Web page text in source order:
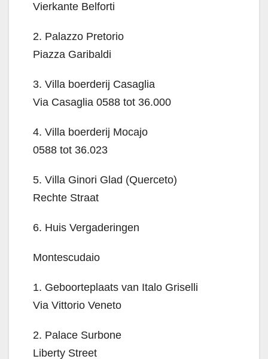
Vierkante Belforti
2. Palazzo Pretorio
Piazza Garibaldi
3. Villa boerderij Casaglia
Via Casaglia 0588 tot 36.000
4. Villa boerderij Mocajo
0588 tot 36.023
5. Villa Ginori Glad (Querceto)
Rechte Straat
6. Huis Vergaderingen
Montescudaio
1. Geboorteplaats van Italo Griselli
Via Vittorio Veneto
2. Palace Surbone
Liberty Street